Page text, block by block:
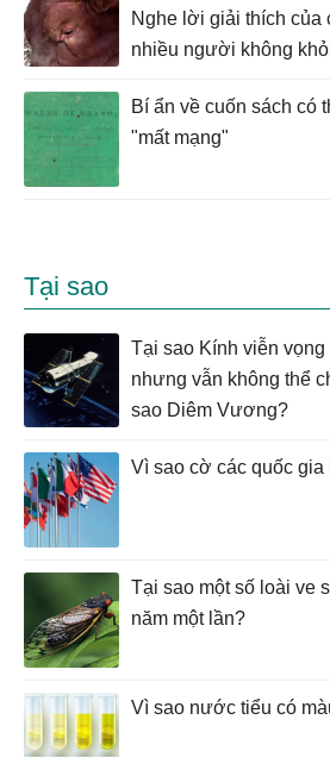
Nghe lời giải thích của
nhiều người không
Bí ẩn về cuốn sách có
"mất mạng"
Tại sao
Tại sao Kính viễn vọng
nhưng vẫn không thể
sao Diêm Vương?
Vì sao cờ các quốc gia
Tại sao một số loài ve
năm một lần?
Vì sao nước tiểu có